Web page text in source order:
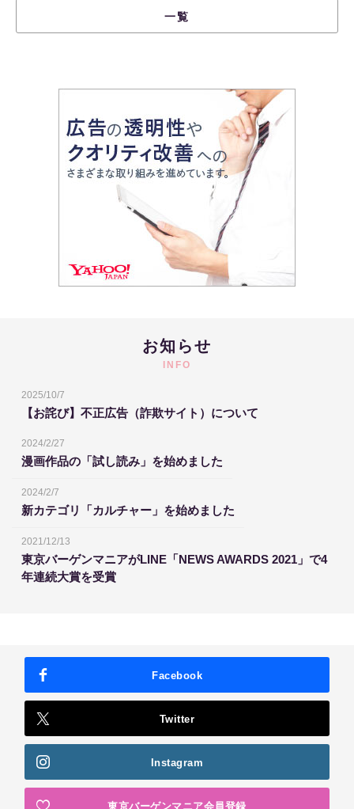
一覧
お知らせ
INFO
2025/10/7
【お詫び】不正広告（詐欺サイト）について
2024/2/27
漫画作品の「試し読み」を始めました
2024/2/7
新カテゴリ「カルチャー」を始めました
2021/12/13
東京バーゲンマニアがLINE「NEWS AWARDS 2021」で4
年連続大賞を受賞
Facebook
Twitter
Instagram
東京バーゲンマニア会員登録